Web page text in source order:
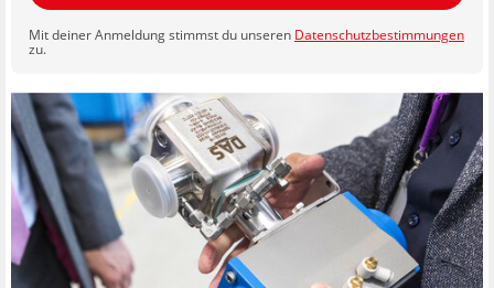
Mit deiner Anmeldung stimmst du unseren Datenschutzbestimmungen
zu.